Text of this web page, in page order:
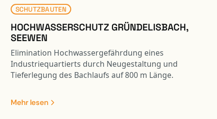
SCHUTZBAUTEN
HOCHWASSERSCHUTZ GRÜNDELISBACH,
SEEWEN
Elimination Hochwassergefährdung eines
Industriequartierts durch Neugestaltung und
Tieferlegung des Bachlaufs auf 800 m Länge.
Bezirksstrassenbrücke, Ausscheidung
Gewässerraum, Anpassung Riedfläche und
Mehr lesen